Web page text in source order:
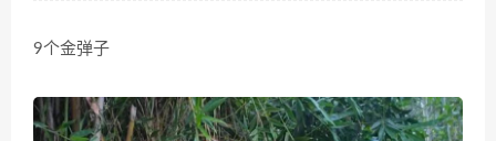
9个金弹子